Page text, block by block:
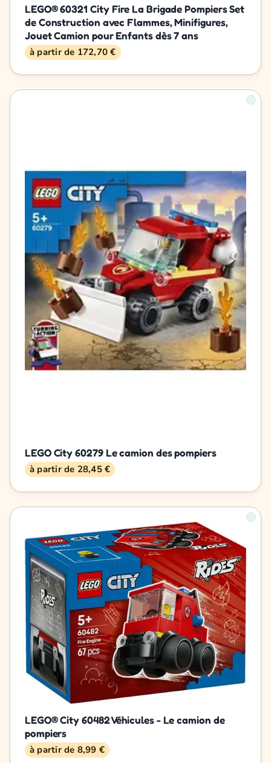
LEGO® 60321 City Fire La Brigade Pompiers Set
de Construction avec Flammes, Minifigures,
Jouet Camion pour Enfants dès 7 ans
à partir de 172,70 €
LEGO City 60279 Le camion des pompiers
à partir de 28,45 €
LEGO® City 60482 Véhicules - Le camion de
pompiers
à partir de 8,99 €